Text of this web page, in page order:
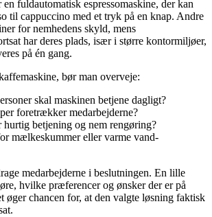
fuldautomatisk espressomaskine, der kan
til cappuccino med et tryk på en knap. Andre
for nemhedens skyld, mens
har deres plads, især i større kontormiljøer,
på én gang.
bør man overveje:
skal maskinen betjene dagligt?
foretrækker medarbejderne?
betjening og nem rengøring?
mælkeskummer eller varme vand-
medarbejderne i beslutningen. En lille
hvilke præferencer og ønsker der er på
øger chancen for, at den valgte løsning faktisk